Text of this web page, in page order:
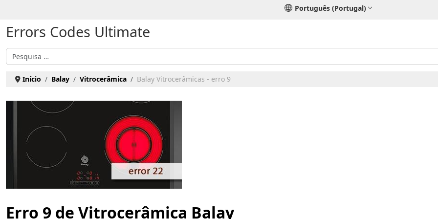
Português (Portugal)
Errors Codes Ultimate
Pesquisar
Início Balay Vitrocerâmica Balay Vitrocerâmicas - erro 9
Erro 9 de Vitrocerâmica Balay